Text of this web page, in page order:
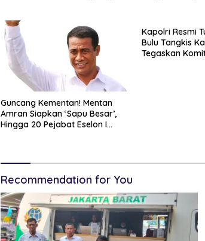
Guncang Kementan! Mentan
Amran Siapkan ‘Sapu Besar’,
Hingga 20 Pejabat Eselon I
Kapolri Resmi
Bulu Tangkis
Tegaskan
Recommendation for You